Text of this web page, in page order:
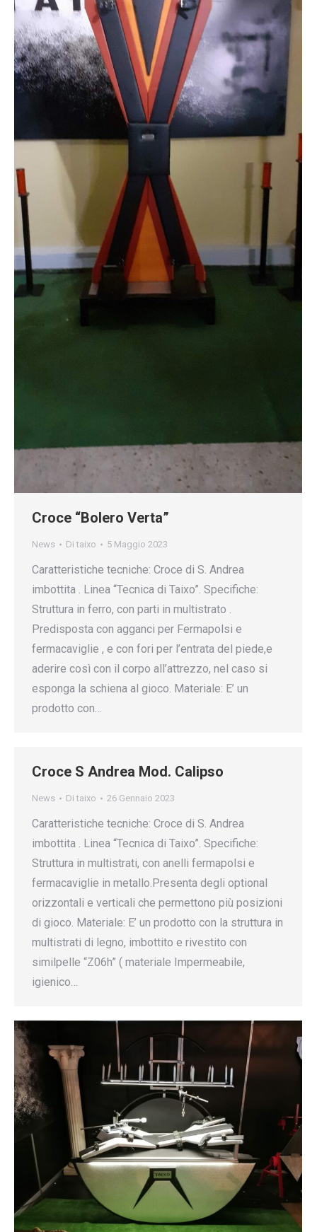
Croce “Bolero Verta”
News Ditaixo 5 Maggio 2023
Caratteristiche tecniche: Croce di S. Andrea
imbottita . Linea “Tecnica di Taixo”. Specifiche:
Struttura in ferro, con parti in multistrato .
Predisposta con agganci per Fermapolsi e
fermacaviglie , e con fori per l’entrata del piede,e
aderire così con il corpo all’attrezzo, nel caso si
esponga la schiena al gioco. Materiale: E’ un
prodotto con…
Croce S Andrea Mod. Calipso
News Ditaixo 26 Gennaio 2023
Caratteristiche tecniche: Croce di S. Andrea
imbottita . Linea “Tecnica di Taixo”. Specifiche:
Struttura in multistrati, con anelli fermapolsi e
fermacaviglie in metallo.Presenta degli optional
orizzontali e verticali che permettono più posizioni
di gioco. Materiale: E’ un prodotto con la struttura in
multistrati di legno, imbottito e rivestito con
similpelle “Z06h” ( materiale Impermeabile,
igienico…